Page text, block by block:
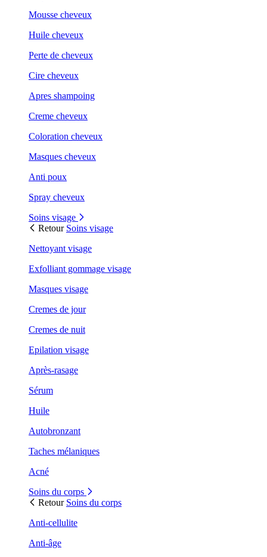
Mousse cheveux
Huile cheveux
Perte de cheveux
Cire cheveux
Apres shampoing
Creme cheveux
Coloration cheveux
Masques cheveux
Anti poux
Spray cheveux
Soins visage
Retour Soins visage
Nettoyant visage
Exfolliant gommage visage
Masques visage
Cremes de jour
Cremes de nuit
Epilation visage
Après-rasage
Sérum
Huile
Autobronzant
Taches mélaniques
Acné
Soins du corps
Retour Soins du corps
Anti-cellulite
Anti-âge